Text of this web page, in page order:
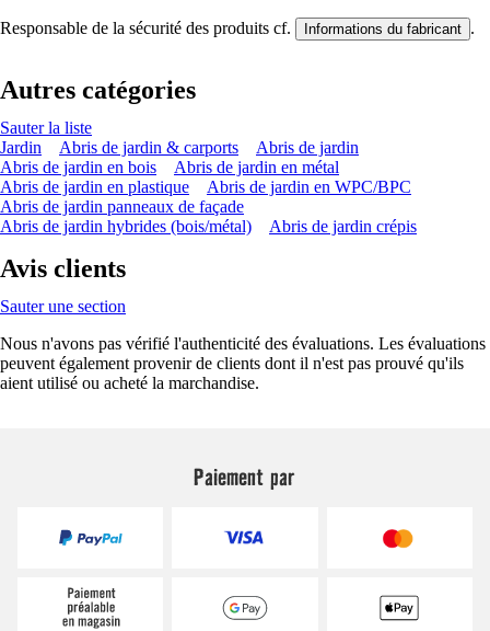
Responsable de la sécurité des produits cf. Informations du fabricant .
Autres catégories
Sauter la liste
Jardin
Abris de jardin & carports
Abris de jardin
Abris de jardin en bois
Abris de jardin en métal
Abris de jardin en plastique
Abris de jardin en WPC/BPC
Abris de jardin panneaux de façade
Abris de jardin hybrides (bois/métal)
Abris de jardin crépis
Avis clients
Sauter une section
Nous n'avons pas vérifié l'authenticité des évaluations. Les évaluations
peuvent également provenir de clients dont il n'est pas prouvé qu'ils
aient utilisé ou acheté la marchandise.
Paiement par